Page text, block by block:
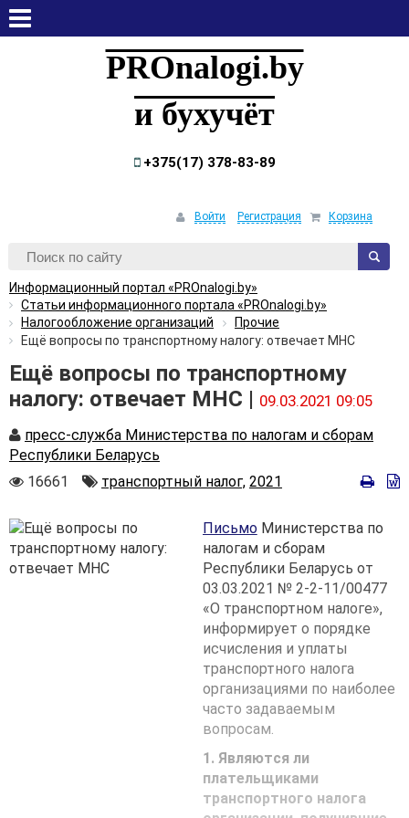
PROnalogi.by
и бухучёт
+375(17) 378-83-89
Войти Регистрация Корзина
Информационный портал «PROnalogi.by»
Статьи информационного портала «PROnalogi.by»
Налогообложение организаций
Прочие
Ещё вопросы по транспортному налогу: отвечает МНС
Ещё вопросы по транспортному
налогу: отвечает МНС | 09.03.2021 09:05
Автор
пресс-служба Министерства по налогам и сборам
Республики Беларусь
Количество
16661 Автор
транспортный налог, 2021
ПисьмоМинистерства по
налогам и сборам
Республики Беларусь от
03.03.2021 № 2-2-11/00477
«О транспортном налоге»,
информирует о порядке
исчисления и уплаты
транспортного налога
организациями по наиболее
часто задаваемым
вопросам.
1. Являются ли
плательщиками
транспортного налога